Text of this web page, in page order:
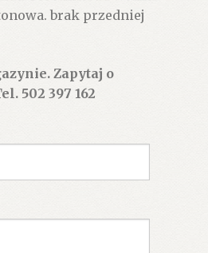
brak przedniej
Zapytaj o
502 397 162